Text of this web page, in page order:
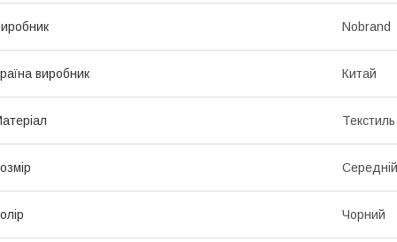
Nobrand
виробник Китай
Текстиль
Середній
Чорний